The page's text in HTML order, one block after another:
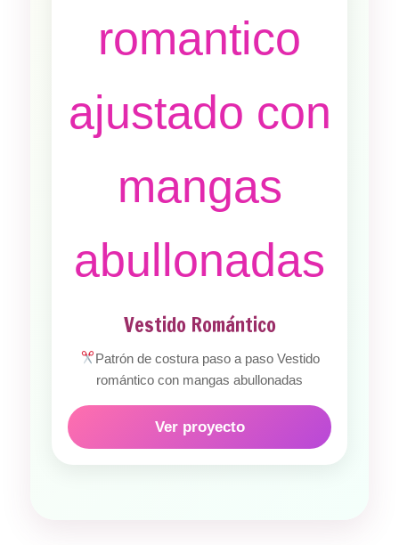
Vestido Romántico
Patrón de costura paso a paso Vestido
romántico con mangas abullonadas
Ver proyecto